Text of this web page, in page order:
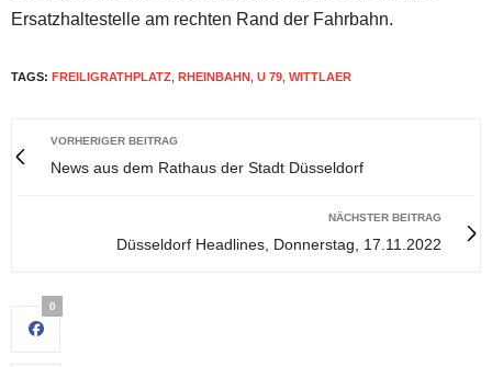
Ersatzhaltestelle am rechten Rand der Fahrbahn.
TAGS: FREILIGRATHPLATZ RHEINBAHN U 79 WITTLAER
VORHERIGER BEITRAG
News aus dem Rathaus der Stadt Düsseldorf
NÄCHSTER BEITRAG
Düsseldorf Headlines, Donnerstag, 17.11.2022
0